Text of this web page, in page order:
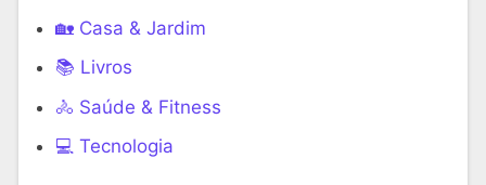
🏡 Casa & Jardim
📚 Livros
🚴 Saúde & Fitness
‍💻 Tecnologia